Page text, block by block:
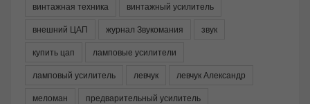
винтажная техника
винтажный усилитель
внешний ЦАП
журнал Звукомания
звук
купить цап
ламповые усилители
ламповый усилитель
левчук
левчук Александр
меломан
предварительный усилитель